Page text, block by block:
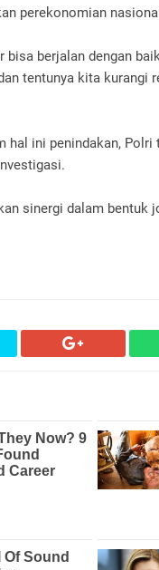
perekonomian
bisa berjalan dengan
tentunya kita kurangi
hal ini penindakan,
sinergi dalam bentuk